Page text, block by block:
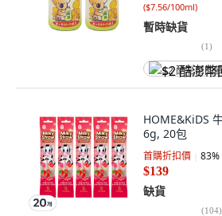
($7.56/100ml)
暫時缺貨
(1)
$2 酷澎幣回
HOME&KiDS
6g, 20包
首購折扣價 83%
$139
缺貨
(104)